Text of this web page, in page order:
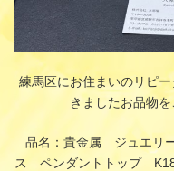
練馬区にお住まいのリピ
きましたお品物
品名：貴金属 ジュエ
ス ペンダントトップ